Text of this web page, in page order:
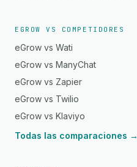
EGROW VS COMPETIDORES
eGrow vs Wati
eGrow vs ManyChat
eGrow vs Zapier
eGrow vs Twilio
eGrow vs Klaviyo
Todas las comparaciones →